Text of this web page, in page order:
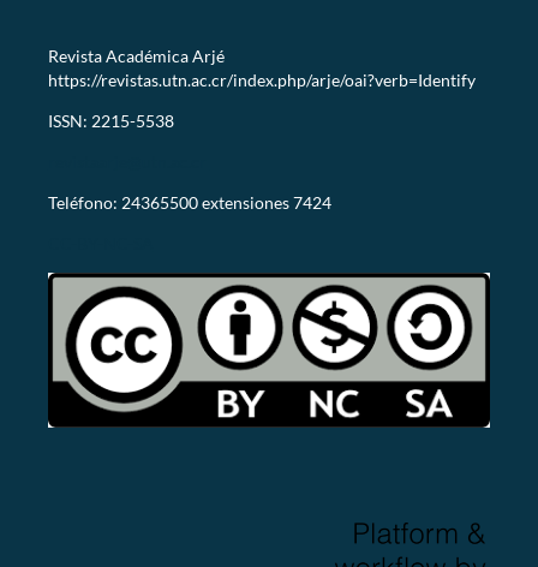
Revista Académica Arjé
https://revistas.utn.ac.cr/index.php/arje/oai?verb=Identify
ISSN: 2215-5538
Teléfono: 24365500 extensiones 7424